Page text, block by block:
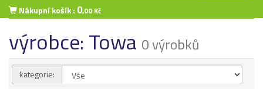
Nákupní košík : 0,00 Kč
Přihlášení zákazníka
výrobce: Towa 0 výrobků
kategorie: